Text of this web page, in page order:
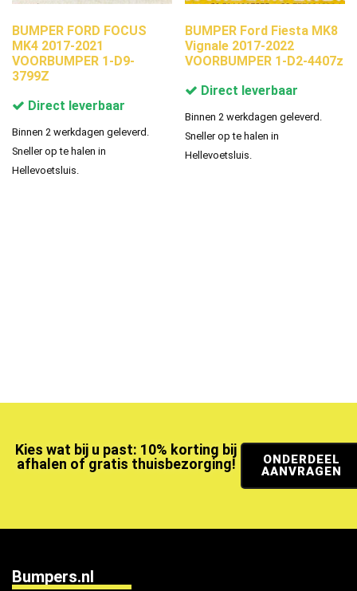
BUMPER FORD FOCUS
MK4 2017-2021
VOORBUMPER 1-D9-
3799Z
Direct leverbaar
Binnen 2 werkdagen geleverd.
Sneller op te halen in
Hellevoetsluis.
BUMPER Ford Fiesta MK8
Vignale 2017-2022
VOORBUMPER 1-D2-4407z
Direct leverbaar
Binnen 2 werkdagen geleverd.
Sneller op te halen in
Hellevoetsluis.
Kies wat bij u past: 10% korting bij
afhalen of gratis thuisbezorging!
ONDERDEEL
AANVRAGEN
Bumpers.nl